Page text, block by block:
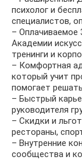
психолог и
специалистов,
– Оплачиваемое
Академии
тренинги и
– Комфортная
который учит
помогает
– Быстрый
руководителя
– Скидки и
рестораны,
– Внутренние
сообщества и